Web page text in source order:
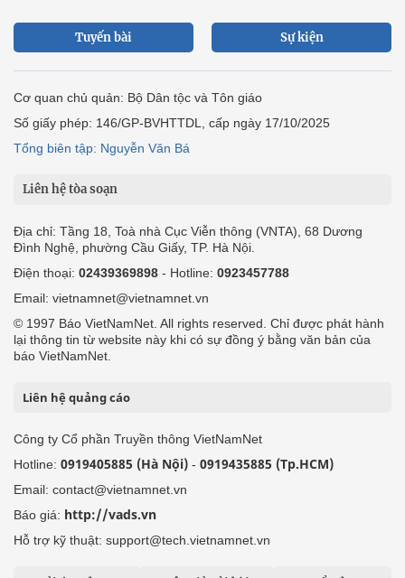
Tuyến bài Sự kiện
Cơ quan chủ quản: Bộ Dân tộc và Tôn giáo
Số giấy phép: 146/GP-BVHTTDL, cấp ngày 17/10/2025
Tổng biên tập: Nguyễn Văn Bá
Liên hệ tòa soạn
Địa chỉ: Tầng 18, Toà nhà Cục Viễn thông (VNTA), 68 Dương
Đình Nghệ, phường Cầu Giấy, TP. Hà Nội.
Điện thoại: 02439369898 - Hotline: 0923457788
Email: vietnamnet@vietnamnet.vn
© 1997 Báo VietNamNet. All rights reserved. Chỉ được phát hành
lại thông tin từ website này khi có sự đồng ý bằng văn bản của
báo VietNamNet.
Liên hệ quảng cáo
Công ty Cổ phần Truyền thông VietNamNet
Hotline: 0919405885 (Hà Nội) - 0919435885 (Tp.HCM)
Email: contact@vietnamnet.vn
Báo giá: http://vads.vn
Hỗ trợ kỹ thuật: support@tech.vietnamnet.vn